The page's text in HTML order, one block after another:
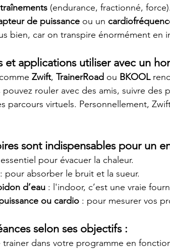
(endurance, fractionné, force).
de puissance ou un
bien, car on transpire énormément en
et applications utiliser avec un
comme Zwift, TrainerRoad ou BKOOL
pouvez rouler avec des amis, suivre des
parcours virtuels. Personnellement,
sont indispensables pour un
pour évacuer la chaleur.
: pour absorber le bruit et la sueur.
d’eau : l'indoor, c’est une vraie
ou cardio : pour mesurer vos
selon ses objectifs :
dans votre programme en